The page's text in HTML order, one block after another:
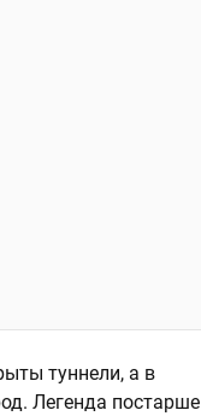
туннели, а в
Легенда постарше